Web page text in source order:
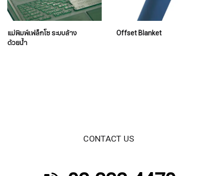
แม่พิมพ์เฟล็กโซ ระบบล้าง
ด้วยน้ำ
Offset Blanket
CONTACT US